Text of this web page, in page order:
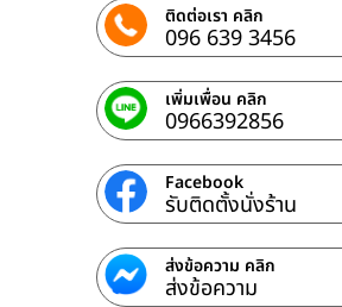
ติดต่อเรา คลิก
096 639 3456
เพิ่มเพื่อน คลิก
0966392856
Facebook
รับติดตั้งนั่งร้าน
ส่งข้อความ คลิก
ส่งข้อความ